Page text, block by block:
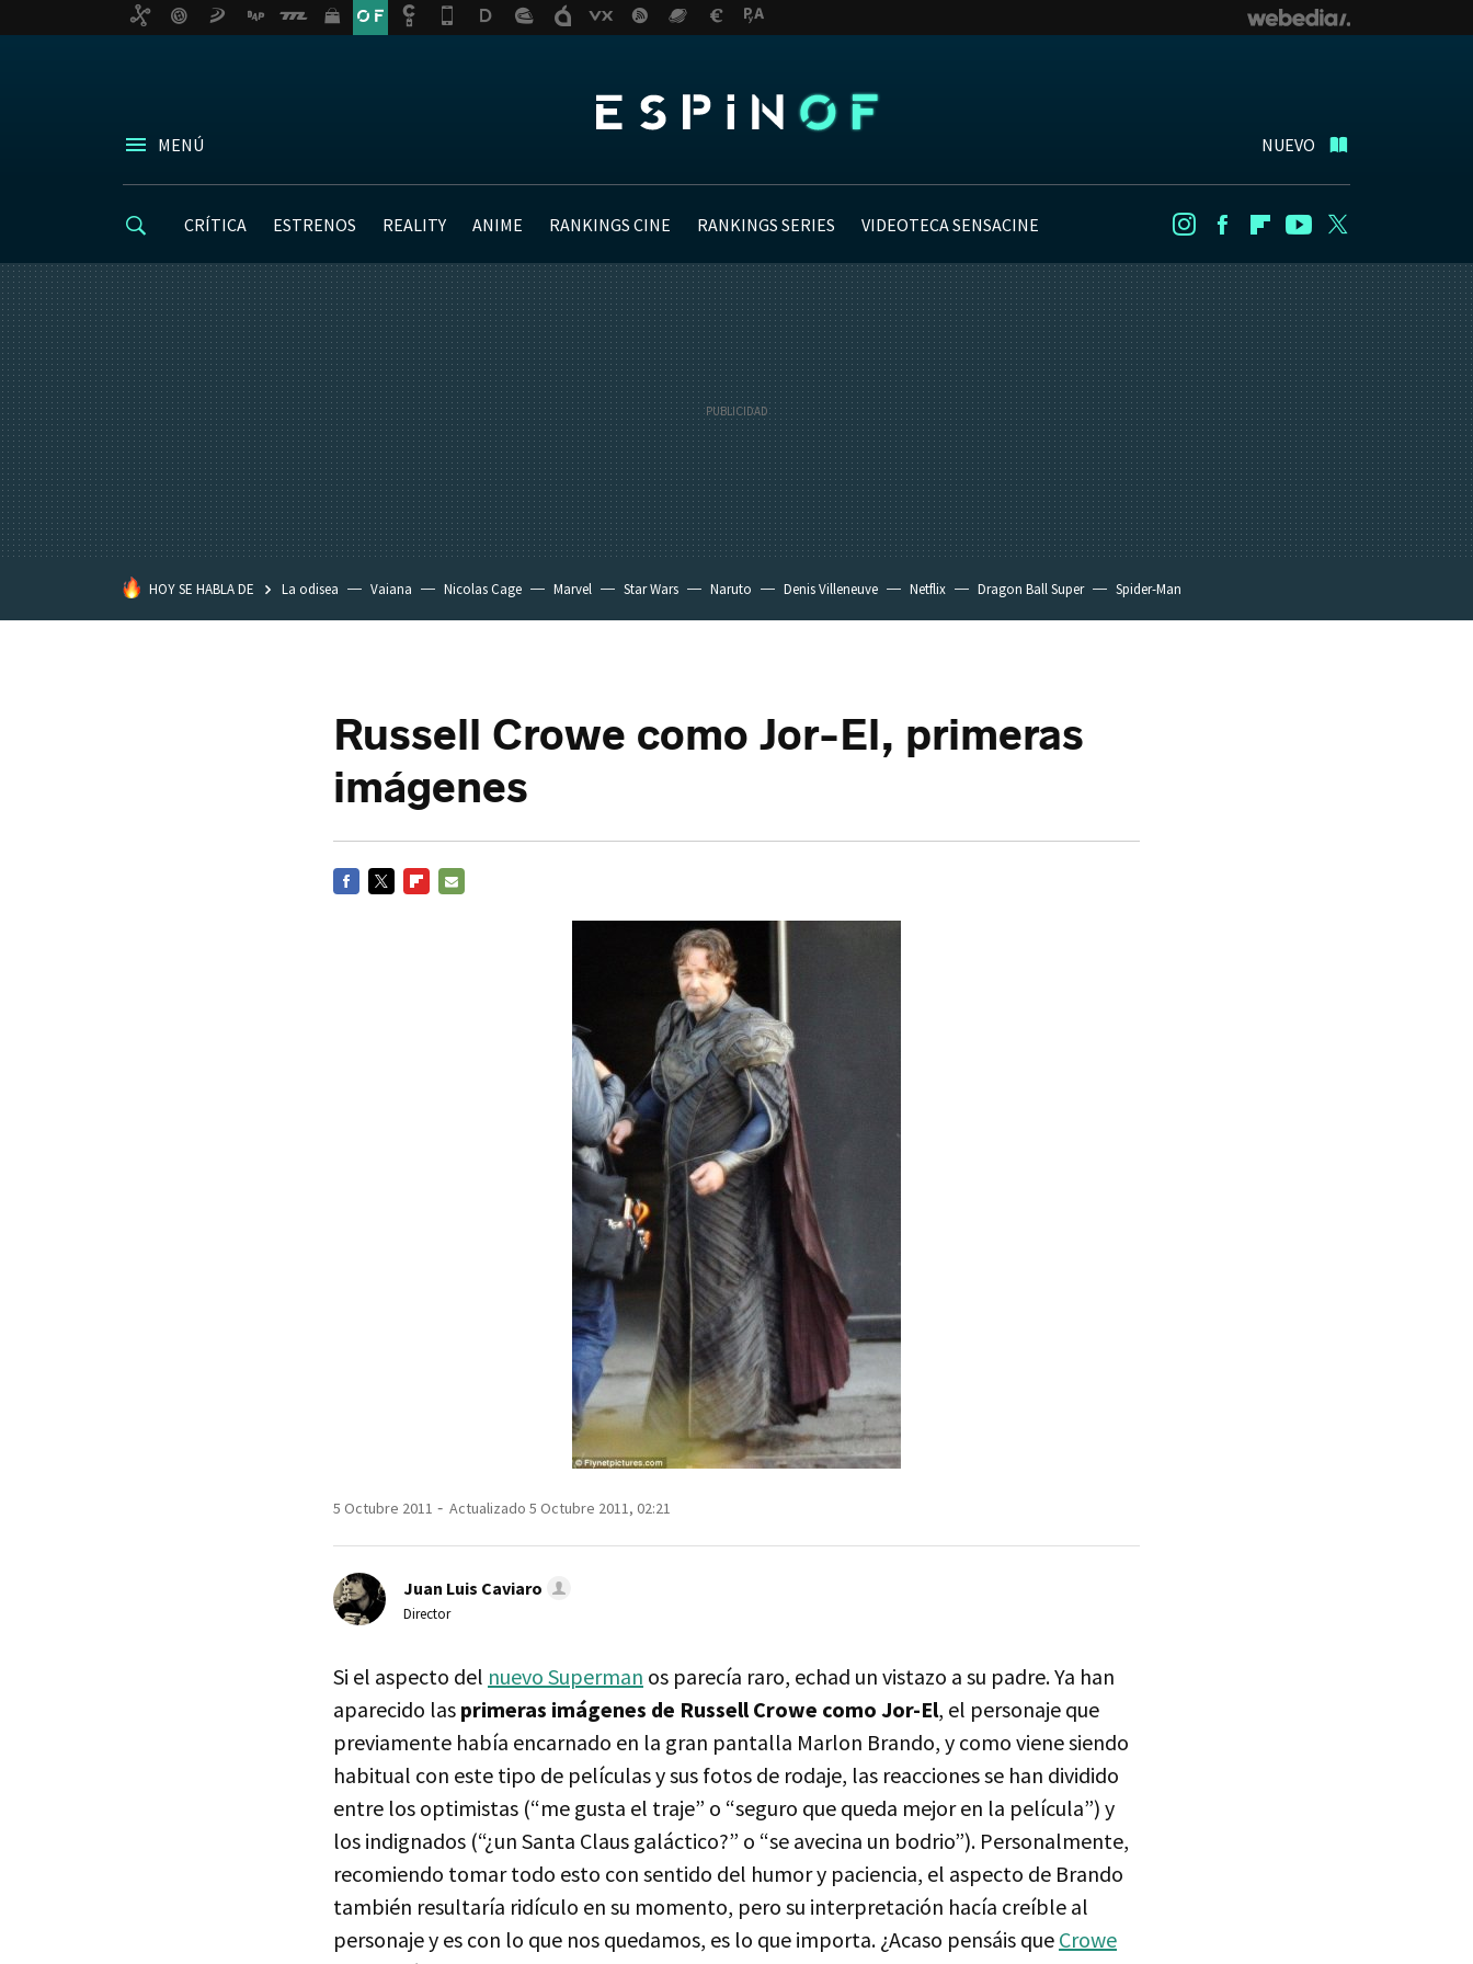
MENÚ NUEVO
CRÍTICA ESTRENOS REALITY ANIME RANKINGS CINE RANKINGS SERIES VIDEOTECA SENSACINE InstagramFacebookFlipboard
Youtube
HOY SE HABLA DE La odisea Vaiana Nicolas Cage Marvel Star Wars Naruto Denis Villeneuve Netflix Dragon Ball Super Spider-Man
Russell Crowe como Jor-El, primeras
imágenes
5 Octubre 2011 Actualizado 5 Octubre 2011, 02:21
Juan Luis Caviaro
Director
Si el aspecto del nuevo Superman os parecía raro, echad un vistazo a su padre. Ya han
aparecido las primeras imágenes de Russell Crowe como Jor-El, el personaje que
previamente había encarnado en la gran pantalla Marlon Brando, y como viene siendo
habitual con este tipo de películas y sus fotos de rodaje, las reacciones se han dividido
entre los optimistas (“me gusta el traje” o “seguro que queda mejor en la película”) y
los indignados (“¿un Santa Claus galáctico?” o “se avecina un bodrio”). Personalmente,
recomiendo tomar todo esto con sentido del humor y paciencia, el aspecto de Brando
también resultaría ridículo en su momento, pero su interpretación hacía creíble al
personaje y es con lo que nos quedamos, es lo que importa. ¿Acaso pensáis que Crowe